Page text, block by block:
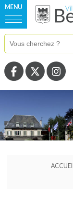
Voir la page
Voir la
MENU